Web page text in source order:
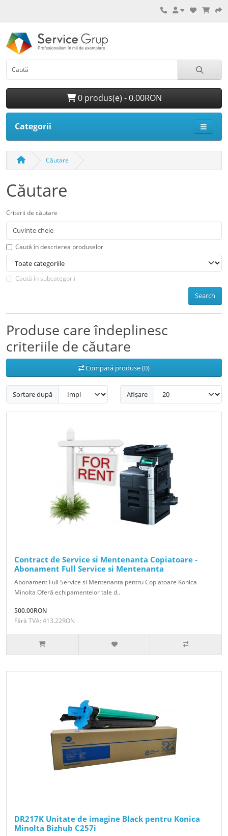
0 produs(e) - 0.00RON
Categorii
Căutare
Căutare
Criterii de căutare
Caută în descrierea produselor
Caută în subcategorii
Search
Produse care îndeplinesc
criteriile de căutare
Compară produse (0)
Sortare după Afișare
Contract de Service si Mentenanta Copiatoare -
Abonament Full Service si Mentenanta
Abonament Full Service si Mentenanta pentru Copiatoare Konica
Minolta Oferă echipamentelor tale d..
500.00RON
Fără TVA: 413.22RON
DR217K Unitate de imagine Black pentru Konica
Minolta Bizhub C257i